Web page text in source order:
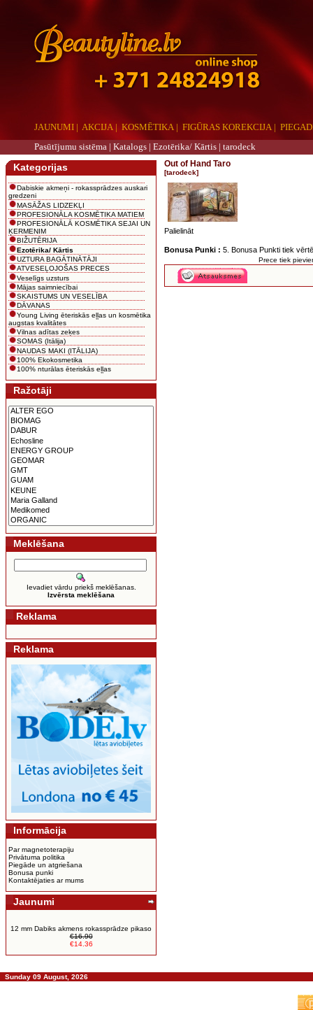
JAUNUMI | AKCIJA | KOSMĒTIKA | FIGŪRAS KOREKCIJA|
Pasūtījumu sistēma | Katalogs | Ezotērika/ Kārtis | tarodeck
Kategorijas
Dabiskie akmeņi - rokassprādzes auskari
gredzeni
MASĀŽAS LIDZEKĻI
PROFESIONĀLA KOSMĒTIKA MATIEM
PROFESIONĀLĀ KOSMĒTIKA SEJAI UN
ĶERMENIM
BIŽUTĒRIJA
Ezotērika/ Kārtis
UZTURA BAGĀTINĀTĀJI
ATVESEĻOJOŠAS PRECES
Veselīgs uzsturs
Mājas saimniecībai
SKAISTUMS UN VESELĪBA
DĀVANAS
Young Living ēteriskās eļļas un kosmētika
augstas kvalitātes
Vilnas adītas zeķes
SOMAS (Itālija)
NAUDAS MAKI (ITĀLIJA)
100% Ekokosmetika
100% nturālas ēteriskās eļļas
Ražotāji
Meklēšana
Ievadiet vārdu priekš meklēšanas.
Izvērsta meklēšana
Reklama
Reklama
Informācija
Par magnetoterapiju
Privātuma politika
Piegāde un atgriešana
Bonusa punki
Kontaktējaties ar mums
Jaunumi
12 mm Dabiks akmens rokassprādze pikaso
€16.90
€14.36
Out of Hand Taro
[tarodeck]
Palielināt
Bonusa Punki : 5. Bonusa Punkti tiek
Prece tiek
Sunday 09 August, 2026